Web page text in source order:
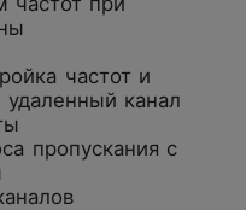
частот и
удаленный канал
пропускания с